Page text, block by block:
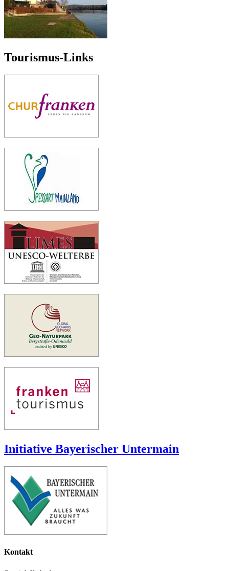
Tourismus-Links
Initiative Bayerischer Untermain
Kontakt